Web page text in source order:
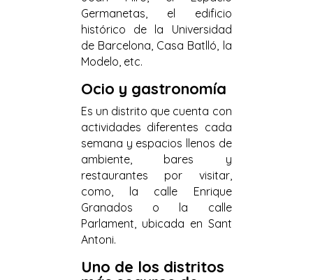
Germanetas, el edificio
histórico de la Universidad
de Barcelona, Casa Batlló, la
Modelo, etc.
Ocio y gastronomía
Es un distrito que cuenta con
actividades diferentes cada
semana y espacios llenos de
ambiente, bares y
restaurantes por visitar,
como, la calle Enrique
Granados o la calle
Parlament, ubicada en Sant
Antoni.
Uno de los distritos